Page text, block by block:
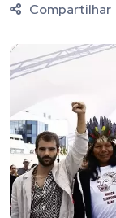
Compartilhar